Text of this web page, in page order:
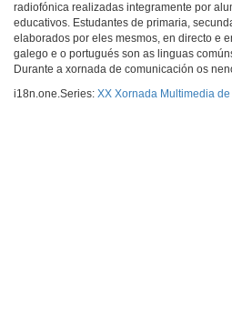
radiofónica realizadas integramente por
educativos. Estudantes de primaria,
elaborados por eles mesmos, en directo e
galego e o portugués son as linguas
Durante a xornada de comunicación os
i18n.one.Series: XX Xornada Multimedia